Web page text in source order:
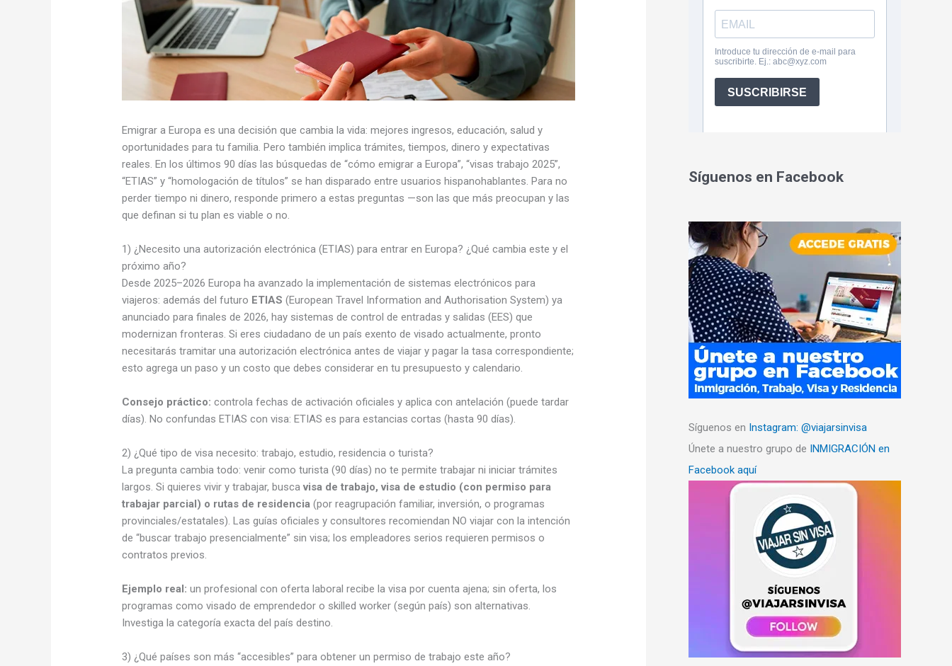
Emigrar a Europa es una decisión que cambia la vida: mejores ingresos, educación, salud y
oportunidades para tu familia. Pero también implica trámites, tiempos, dinero y expectativas
reales. En los últimos 90 días las búsquedas de “cómo emigrar a Europa”, “visas trabajo 2025”,
“ETIAS” y “homologación de títulos” se han disparado entre usuarios hispanohablantes. Para no
perder tiempo ni dinero, responde primero a estas preguntas —son las que más preocupan y las
que definan si tu plan es viable o no.
1) ¿Necesito una autorización electrónica (ETIAS) para entrar en Europa? ¿Qué cambia este y el
próximo año?
Desde 2025–2026 Europa ha avanzado la implementación de sistemas electrónicos para
viajeros: además del futuro ETIAS (European Travel Information and Authorisation System) ya
anunciado para finales de 2026, hay sistemas de control de entradas y salidas (EES) que
modernizan fronteras. Si eres ciudadano de un país exento de visado actualmente, pronto
necesitarás tramitar una autorización electrónica antes de viajar y pagar la tasa correspondiente;
esto agrega un paso y un costo que debes considerar en tu presupuesto y calendario.
Consejo práctico: controla fechas de activación oficiales y aplica con antelación (puede tardar
días). No confundas ETIAS con visa: ETIAS es para estancias cortas (hasta 90 días).
2) ¿Qué tipo de visa necesito: trabajo, estudio, residencia o turista?
La pregunta cambia todo: venir como turista (90 días) no te permite trabajar ni iniciar trámites
largos. Si quieres vivir y trabajar, buscavisa de trabajo, visa de estudio (con permiso para
trabajar parcial) o rutas de residencia (por reagrupación familiar, inversión, o programas
provinciales/estatales). Las guías oficiales y consultores recomiendan NO viajar con la intención
de “buscar trabajo presencialmente” sin visa; los empleadores serios requieren permisos o
contratos previos.
Ejemplo real: un profesional con oferta laboral recibe la visa por cuenta ajena; sin oferta, los
programas como visado de emprendedor o skilled worker (según país) son alternativas.
Investiga la categoría exacta del país destino.
3) ¿Qué países son más “accesibles” para obtener un permiso de trabajo este año?
Síguenos en Facebook
Síguenos en Instagram: @viajarsinvisa
Únete a nuestro grupo de INMIGRACIÓN en
Facebook aquí